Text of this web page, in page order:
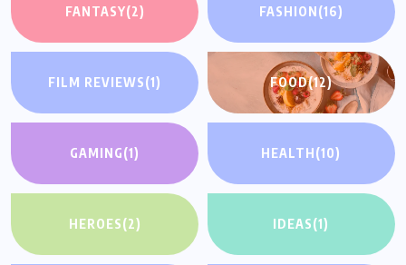
FANTASY(2) FASHION(16)
FILM REVIEWS(1) FOOD(12)
GAMING(1) HEALTH(10)
HEROES(2) IDEAS(1)